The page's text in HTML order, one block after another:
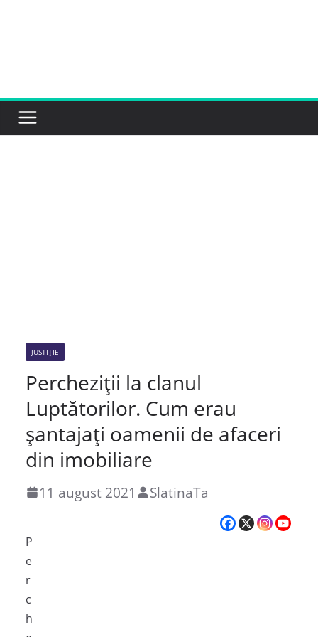
JUSTIȚIE
Percheziții la clanul
Luptătorilor. Cum erau
șantajați oamenii de afaceri
din imobiliare
11 august 2021 SlatinaTa
P
e
r
c
h